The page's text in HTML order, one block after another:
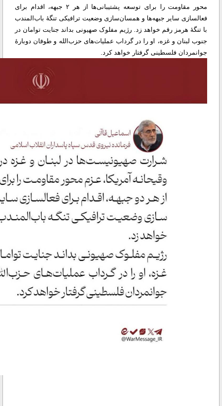
محور مقاومت را برای توسعه پشتیبانی‌ها از هر ۲ جبهه، اقدام برای
فعالسازی سایر جبهه‌ها و همسان‌سازی وضعیت ترافیکی تنگهٔ باب‌المندب
با تنگهٔ هرمز رقم خواهد زد. رژیم مفلوک صهیونی بداند جنایت توامان در
جنوب لبنان و غزه، او را در گرداب عملیات‌های حزب‌الله و طوفان دوبارهٔ
جوانمردان فلسطینی گرفتار خواهد کرد.